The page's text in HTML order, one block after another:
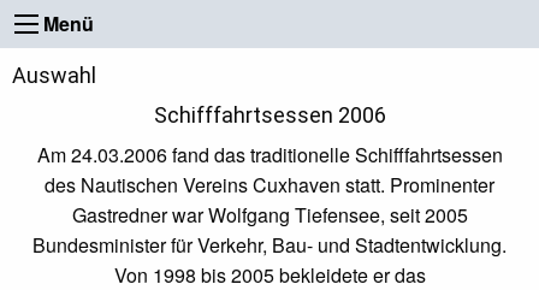
Menü
Auswahl
Schifffahrtsessen 2006
Am 24.03.2006 fand das traditionelle Schifffahrtsessen
des Nautischen Vereins Cuxhaven statt. Prominenter
Gastredner war Wolfgang Tiefensee, seit 2005
Bundesminister für Verkehr, Bau- und Stadtentwicklung.
Von 1998 bis 2005 bekleidete er das